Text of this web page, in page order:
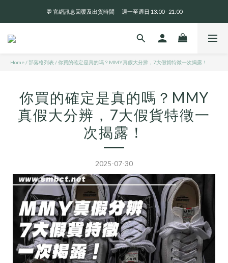
全 館 消 費 滿 三 千 免 運 費 🤘🏻
💬 官網訊息回覆及出貨時間       週一至週日 13:00 - 21:00
全 館 消 費 滿 三 千 免 運 費 🤘🏻
Home /部落格列表 /你買的確定是真的嗎？MMY真假大分辨，7大假貨特徵一次揭露！
你買的確定是真的嗎？MMY
真假大分辨，7大假貨特徵一
次揭露！
2025-07-30